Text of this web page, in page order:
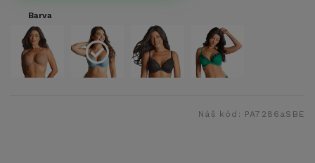
Barva
Náš kód: PA7286aSBE